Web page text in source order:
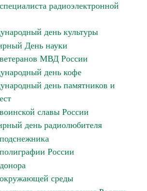
радиоэлектронной
день культуры
День науки
МВД России
день кофе
день памятников и
славы России
день радиолюбителя
России
среды